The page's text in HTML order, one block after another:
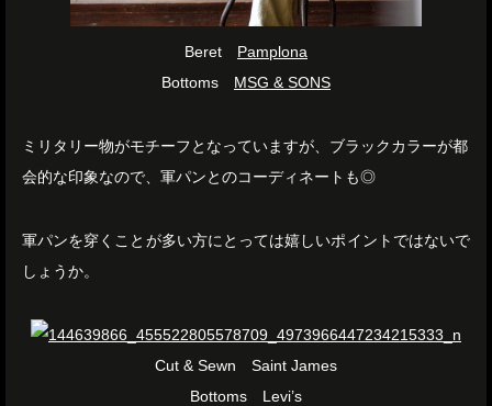
Beret Pamplona
Bottoms MSG & SONS
ミリタリー物がモチーフとなっていますが、ブラックカラーが都
会的な印象なので、軍パンとのコーディネートも◎
軍パンを穿くことが多い方にとっては嬉しいポイントではないで
しょうか。
Cut & Sewn Saint James
Bottoms Levi’s